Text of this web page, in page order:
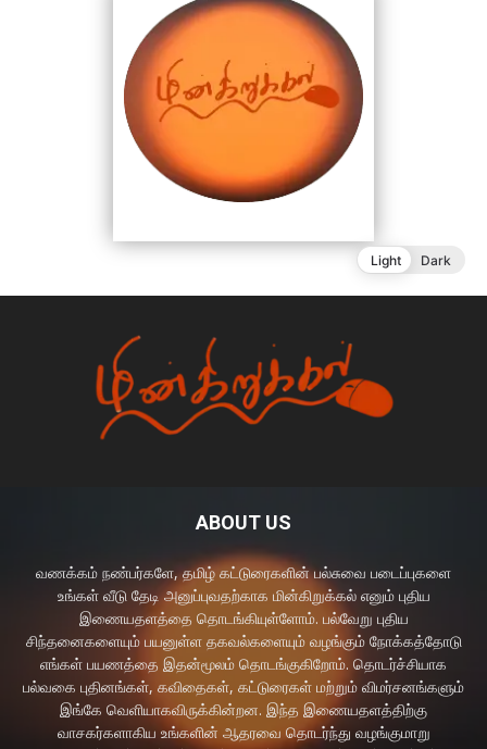
ABOUT US
வணக்கம் நண்பர்களே, தமிழ் கட்டுரைகளின் பல்சுவை படைப்புகளை
உங்கள் வீடு தேடி அனுப்புவதற்காக மின்கிறுக்கல் எனும் புதிய
இணையதளத்தை தொடங்கியுள்ளோம். பல்வேறு புதிய
சிந்தனைகளையும் பயனுள்ள தகவல்களையும் வழங்கும் நோக்கத்தோடு
எங்கள் பயணத்தை இதன்மூலம் தொடங்குகிறோம். தொடர்ச்சியாக
பல்வகை புதினங்கள், கவிதைகள், கட்டுரைகள் மற்றும் விமர்சனங்களும்
இங்கே வெளியாகவிருக்கின்றன. இந்த இணையதளத்திற்கு
வாசகர்களாகிய உங்களின் ஆதரவை தொடர்ந்து வழங்குமாறு